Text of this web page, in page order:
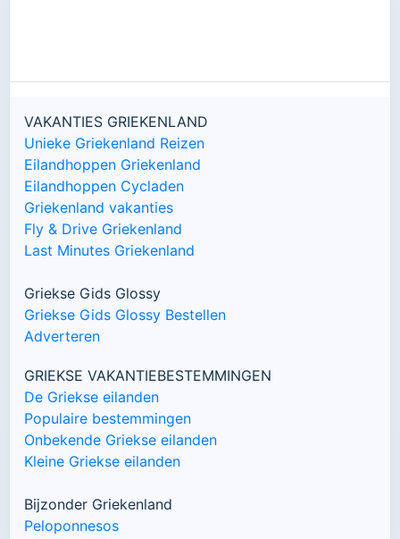
VAKANTIES GRIEKENLAND
Unieke Griekenland Reizen
Eilandhoppen Griekenland
Eilandhoppen Cycladen
Griekenland vakanties
Fly & Drive Griekenland
Last Minutes Griekenland
Griekse Gids Glossy
Griekse Gids Glossy Bestellen
Adverteren
GRIEKSE VAKANTIEBESTEMMINGEN
De Griekse eilanden
Populaire bestemmingen
Onbekende Griekse eilanden
Kleine Griekse eilanden
Bijzonder Griekenland
Peloponnesos